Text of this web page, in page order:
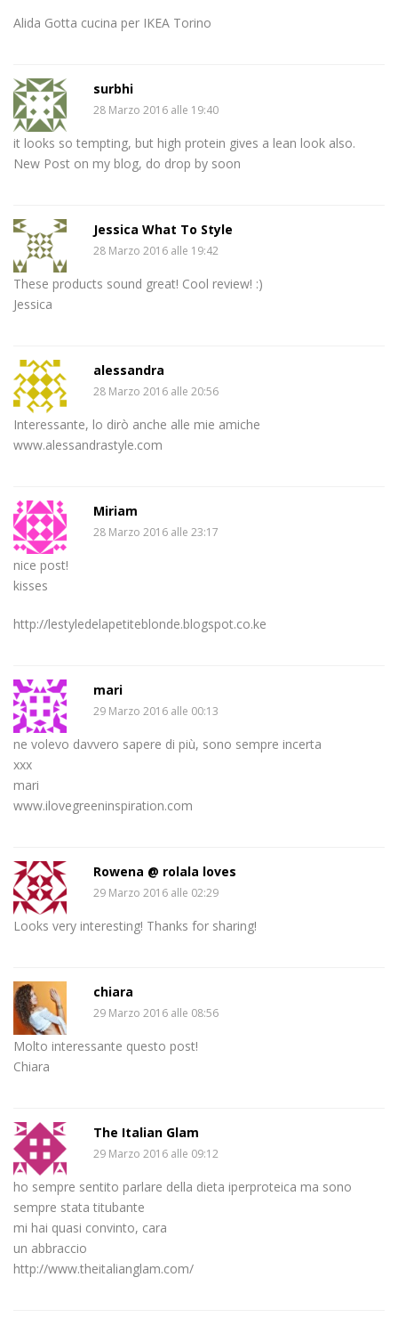
Alida Gotta cucina per IKEA Torino
surbhi
28 Marzo 2016 alle 19:40
it looks so tempting, but high protein gives a lean look also.
New Post on my blog, do drop by soon
Jessica What To Style
28 Marzo 2016 alle 19:42
These products sound great! Cool review! :)
Jessica
alessandra
28 Marzo 2016 alle 20:56
Interessante, lo dirò anche alle mie amiche
www.alessandrastyle.com
Miriam
28 Marzo 2016 alle 23:17
nice post!
kisses
http://lestyledelapetiteblonde.blogspot.co.ke
mari
29 Marzo 2016 alle 00:13
ne volevo davvero sapere di più, sono sempre incerta
xxx
mari
www.ilovegreeninspiration.com
Rowena @ rolala loves
29 Marzo 2016 alle 02:29
Looks very interesting! Thanks for sharing!
chiara
29 Marzo 2016 alle 08:56
Molto interessante questo post!
Chiara
The Italian Glam
29 Marzo 2016 alle 09:12
ho sempre sentito parlare della dieta iperproteica ma sono
sempre stata titubante
mi hai quasi convinto, cara
un abbraccio
http://www.theitalianglam.com/